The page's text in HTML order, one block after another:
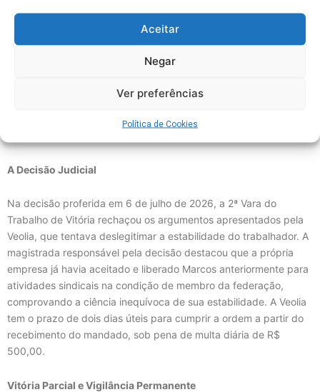
Aceitar
Negar
Ver preferências
Política de Cookies
Marcos havia sido demitido de forma abrupta e irregular no início
histórico de assédio moral sistemático sofrido na empresa. A
demissão foi prontamente denunciada pelo Sindaema e pela
Federação como uma grave prática antissindical e de
perseguição, uma vez que o funcionário é dirigente eleito da
A Decisão Judicial
Na decisão proferida em 6 de julho de 2026, a 2ª Vara do
Trabalho de Vitória rechaçou os argumentos apresentados pela
Veolia, que tentava deslegitimar a estabilidade do trabalhador. A
magistrada responsável pela decisão destacou que a própria
empresa já havia aceitado e liberado Marcos anteriormente para
atividades sindicais na condição de membro da federação,
comprovando a ciência inequívoca de sua estabilidade. A Veolia
tem o prazo de dois dias úteis para cumprir a ordem a partir do
recebimento do mandado, sob pena de multa diária de R$
500,00.
Vitória Parcial e Vigilância Permanente